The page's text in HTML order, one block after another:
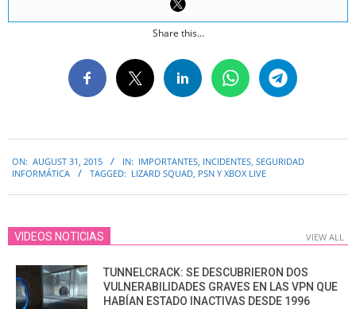
Share this...
08-
ON: AUGUST 31, 2015 IN: IMPORTANTES INCIDENTES SEGURIDAD
INFORMÁTICA
TAGGED: LIZARD SQUAD PSN Y XBOX LIVE
VIDEOS NOTICIAS VIEW ALL
TUNNELCRACK: SE DESCUBRIERON DOS
VULNERABILIDADES GRAVES EN LAS VPN QUE
HABÍAN ESTADO INACTIVAS DESDE 1996